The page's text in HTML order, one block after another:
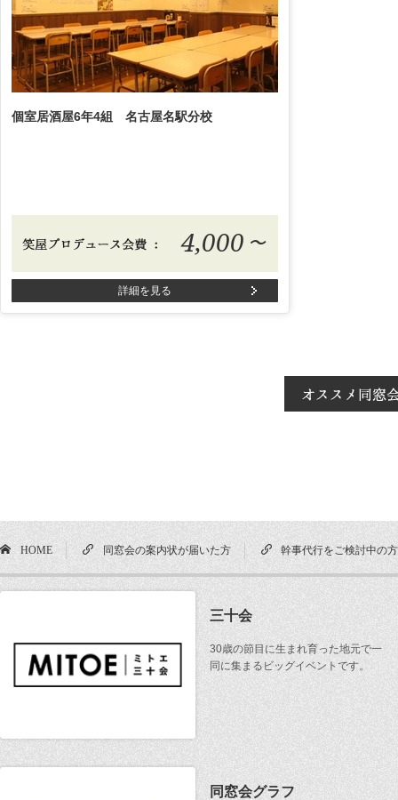
個室居酒屋6年4組 名古屋名駅分校
4,000 〜
詳細を見る
HOME 同窓会の案内状が届いた方 幹事代行をご検討中の方
三十会
30歳の節目に生まれ育った地元で一
同に集まるビッグイベントです。
同窓会グラフ